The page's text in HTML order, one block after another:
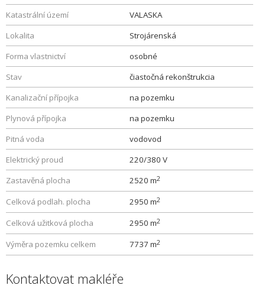
Katastrální území
VALASKA
Lokalita
Strojárenská
Forma vlastnictví
osobné
Stav
čiastočná rekonštrukcia
Kanalizační přípojka
na pozemku
Plynová přípojka
na pozemku
Pitná voda
vodovod
Elektrický proud
220/380 V
Zastavěná plocha
2520 m2
Celková podlah. plocha 2950 m2
Celková užitková plocha 2950 m2
Výměra pozemku celkem 7737 m2
Kontaktovat makléře